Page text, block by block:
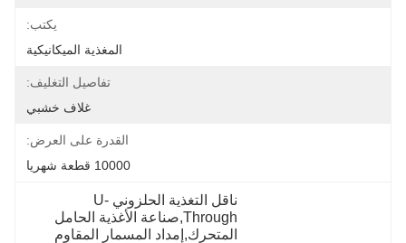
يكتب:
المغذية الميكانيكية
تفاصيل التغليف:
غلاف خشبي
القدرة على العرض:
10000 قطعة شهريا
ناقل التغذية الحلزوني U-
Through,صناعة الأغذية الحامل
المتحرك,إمداد المسمار المقاوم